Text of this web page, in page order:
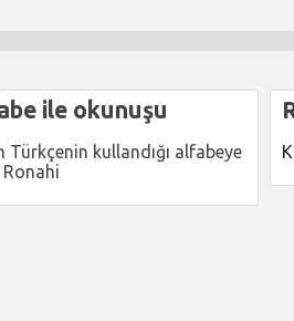
ile okunuşu
Türkçenin kullandığı alfabeye